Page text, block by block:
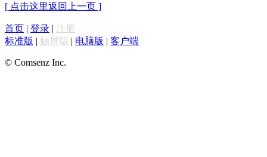
[ 点击这里返回上一页 ]
首页 | 登录 | 注册
标准版 | 触屏版 | 电脑版 | 客户端
© Comsenz Inc.